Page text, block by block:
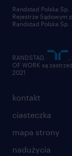
złóż CV
kontakt
ciasteczka
mapa strony
nadużycia
Randstad Polska
Rejestrze Sądowym
Randstad Polska
RANDSTAD,
OF WORK są
2021